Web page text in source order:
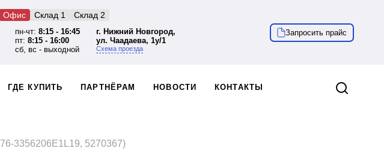
Офис Склад 1 Склад 2
пн-чт: 8:15 - 16:45
пт: 8:15 - 16:00
сб, вс - выходной
г. Нижний Новгород,
ул. Чаадаева, 1у/1
Схема проезда
Запросить прайс
ГДЕ КУПИТЬ ПАРТНЁРАМ НОВОСТИ КОНТАКТЫ
3356206Е1L19, 5270367)